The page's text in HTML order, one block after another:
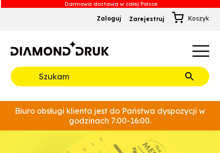
Zaloguj Zarejestruj
Rozwiń
Biuro obsługi klienta jest do Państwa dyspozycji w
godzinach 7:00-16:00.